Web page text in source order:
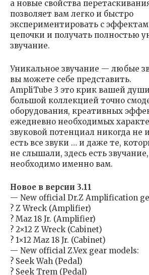
а новые свойства
позволяет вам легко и быстро
экспериментировать с
цепочки и получать полностью
звучание.
Уникальное звучание — любые
вы можете себе представить.
AmpliTube 3 это крик вашей
большой коллекцией точно
оборудования, креативных
ежедневно необходимых
звуковой потенциал никогда не
есть все звуки … и даже те,
не слышали, здесь есть
необходимо именно вам.
Новое в версии 3.11
— New official Dr.Z Amplification
? Z Wreck (Amplifier)
? Maz 18 Jr. (Amplifier)
? 2×12 Z Wreck (Cabinet)
? 1×12 Maz 18 Jr. (Cabinet)
— New official Z.Vex gear models:
? Seek Wah (Pedal)
? Seek Trem (Pedal)